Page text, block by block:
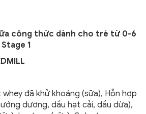
công thức dành cho trẻ từ 0-6
Stage 1
whey đã khử khoáng (sữa), Hỗn hợp
dương, dầu hạt cải, dầu dừa),